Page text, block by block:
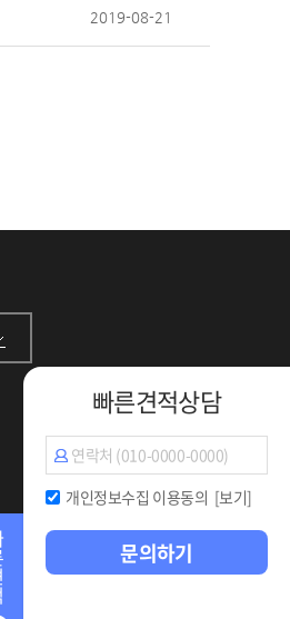
2019-08-21
빠른견적상담
개인정보수집 이용동의 [보기]
문의하기